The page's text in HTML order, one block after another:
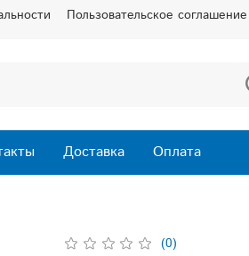
Пользовательское соглашение
Доставка
Оплата
(0)